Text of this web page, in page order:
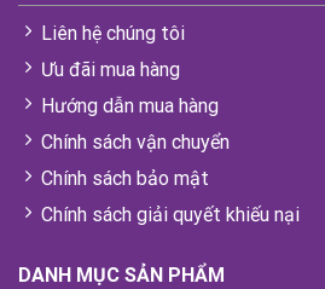
Liên hệ chúng tôi
Ưu đãi mua hàng
Hướng dẫn mua hàng
Chính sách vận chuyển
Chính sách bảo mật
Chính sách giải quyết khiếu nại
DANH MỤC SẢN PHẨM